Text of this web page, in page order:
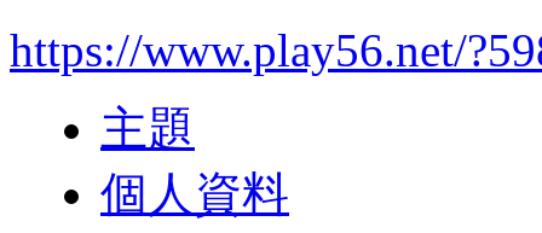
https://www.play56.net/
主題
個人資料